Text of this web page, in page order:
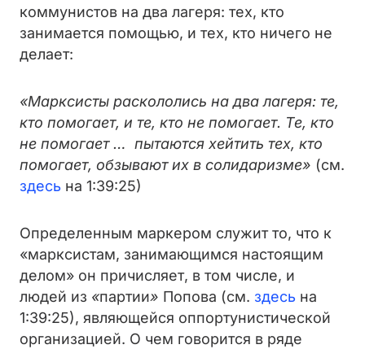
коммунистов на два лагеря: тех, кто
занимается помощью, и тех, кто ничего не
делает:
«Марксисты раскололись на два лагеря: те,
кто помогает, и те, кто не помогает. Те, кто
не помогает … пытаются хейтить тех, кто
помогает, обзывают их в солидаризме» (см.
здесь на 1:39:25)
Определенным маркером служит то, что к
«марксистам, занимающимся настоящим
делом» он причисляет, в том числе, и
людей из «партии» Попова (см. здесь на
1:39:25), являющейся оппортунистической
организацией. О чем говорится в ряде